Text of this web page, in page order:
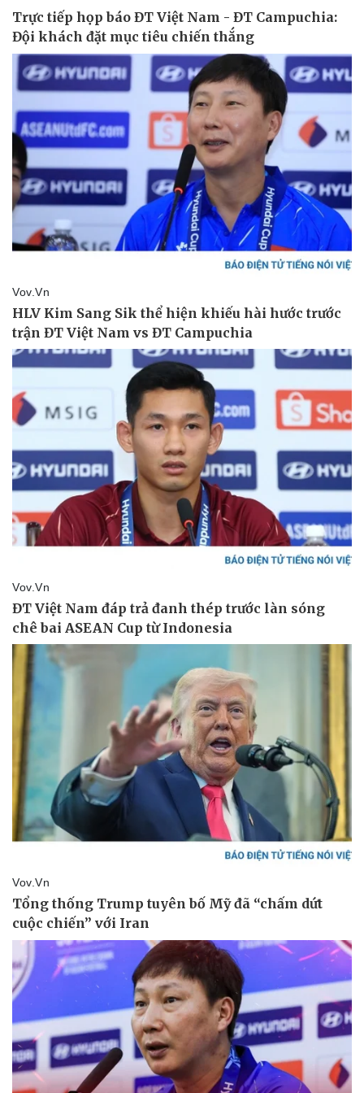
Doanh nghiệp
Thông tin doanh nghiệp
Doanh nghiệp 24h
Doanh nhân
Vì cộng đồng
Công nghệ
Sành điệu
Tin Công nghệ
Trải nghiệm
Chuyển đổi số
Sức khỏe
Dinh dưỡng - món ngon
Nhi khoa
Làm đẹp - giảm cân
Phòng mạch online
Ăn sạch sống khỏe
Đời sống
Nhà đẹp
Blog
Tình yêu - Gia đình